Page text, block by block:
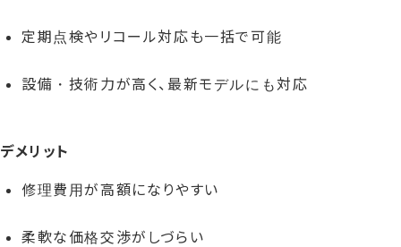
定期点検やリコール対応も一括で可能
設備・技術力が高く、最新モデルにも対応
デメリット
修理費用が高額になりやすい
柔軟な価格交渉がしづらい